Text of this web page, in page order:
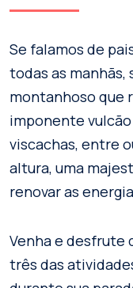
Se falamos de
todas as
montanhoso que
imponente
viscachas, entre
altura, uma
renovar as
Venha e desfrute
três das